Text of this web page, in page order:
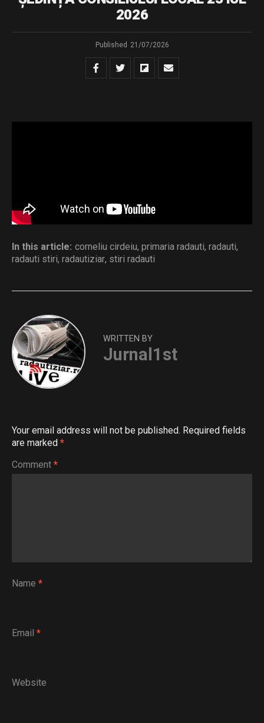
2026
Published 21/07/2026
In this article: corneliu cirdeiu, primaria radauti, radauti,
radauti stiri, radautiziar, stiri radauti
WRITTEN BY
Jurnal1st
Your email address will not be published. Required fields
are marked *
Comment *
Name *
Email *
Website